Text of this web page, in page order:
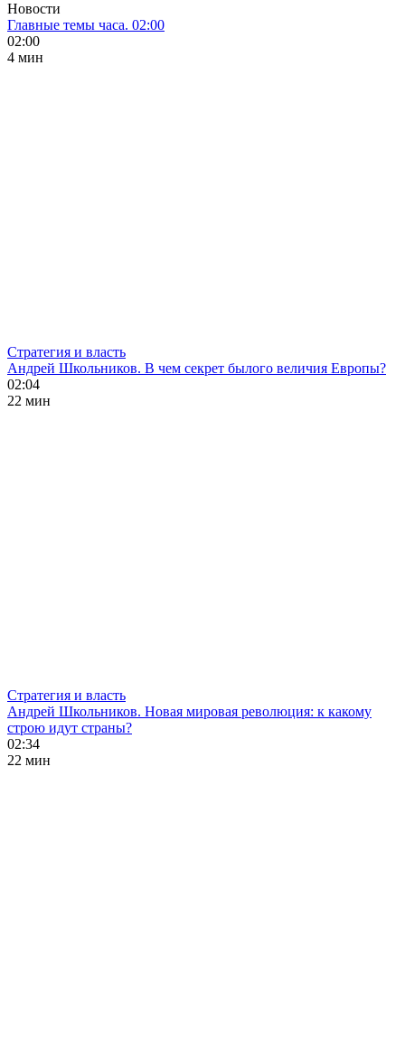
Новости
Главные темы часа. 02:00
02:00
4 мин
Стратегия и власть
Андрей Школьников. В чем секрет былого величия Европы?
02:04
22 мин
Стратегия и власть
Андрей Школьников. Новая мировая революция: к какому
строю идут страны?
02:34
22 мин